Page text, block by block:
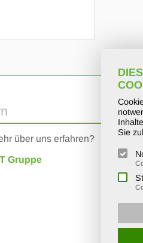
über uns erfahren?
Gruppe
Sie